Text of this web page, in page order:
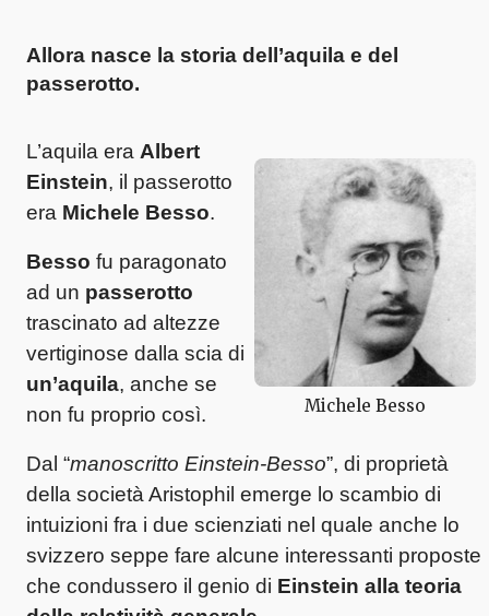
Allora nasce la storia dell’aquila e del
passerotto.
Michele Besso
L’aquila era Albert
Einstein, il passerotto
era Michele Besso.
Besso fu paragonato
ad un passerotto
trascinato ad altezze
vertiginose dalla scia di
un’aquila, anche se
non fu proprio così.
Dal “manoscritto Einstein-Besso”, di proprietà
della società Aristophil emerge lo scambio di
intuizioni fra i due scienziati nel quale anche lo
svizzero seppe fare alcune interessanti proposte
che condussero il genio di Einstein alla teoria